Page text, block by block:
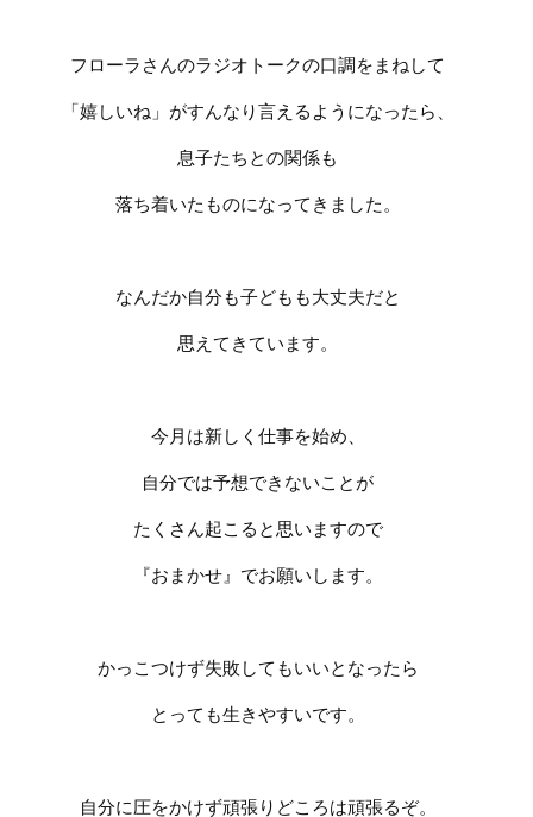
フローラさんのラジオトークの口調をまねして
「嬉しいね」がすんなり言えるようになったら、
息子たちとの関係も
落ち着いたものになってきました。
なんだか自分も子どもも大丈夫だと
思えてきています。
今月は新しく仕事を始め、
自分では予想できないことが
たくさん起こると思いますので
『おまかせ』でお願いします。
かっこつけず失敗してもいいとなったら
とっても生きやすいです。
自分に圧をかけず頑張りどころは頑張るぞ。